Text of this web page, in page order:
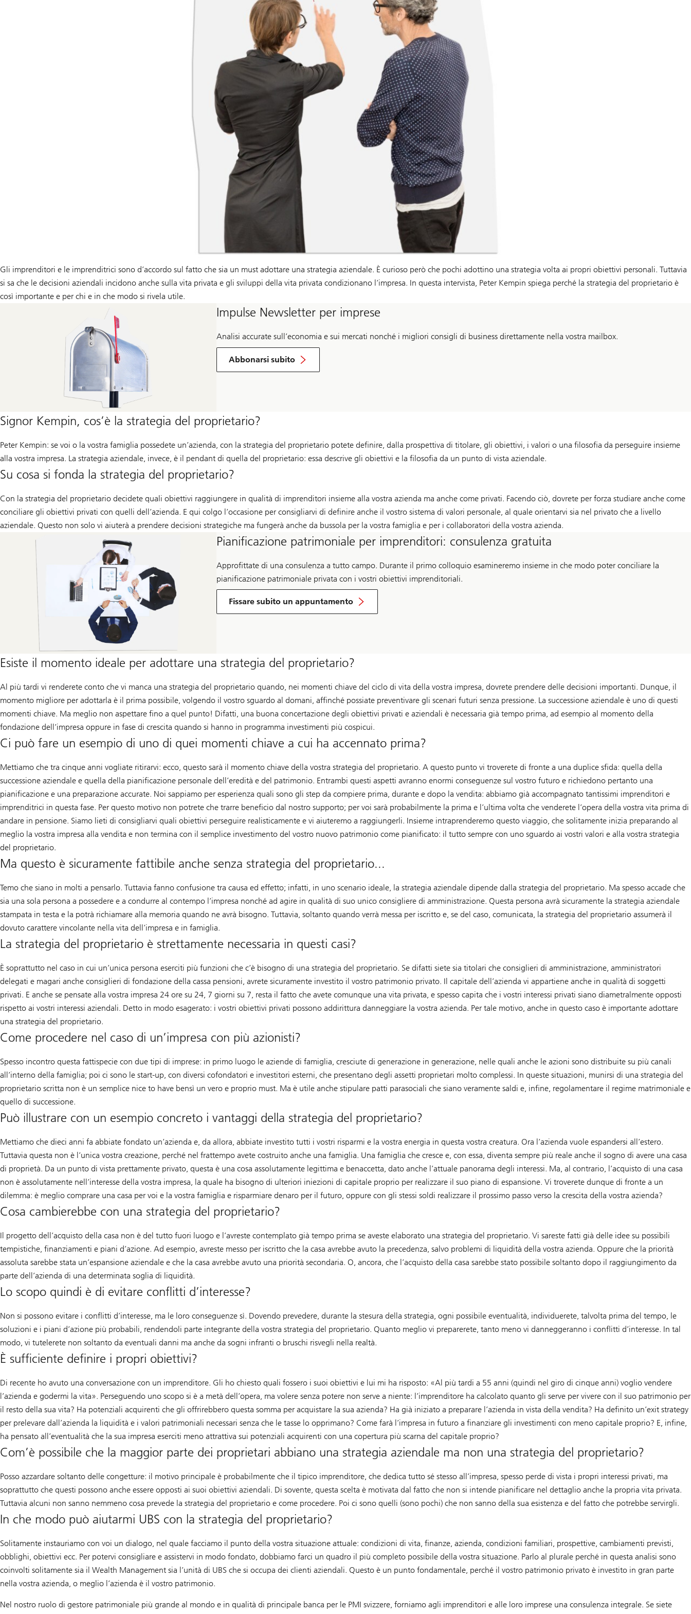
Gli imprenditori e le imprenditrici sono d’accordo sul fatto che sia un must adottare una strategia aziendale. È curioso però che pochi adottino una strategia volta ai propri obiettivi personali. Tuttavia
si sa che le decisioni aziendali incidono anche sulla vita privata e gli sviluppi della vita privata condizionano l’impresa. In questa intervista, Peter Kempin spiega perché la strategia del proprietario è
così importante e per chi e in che modo si rivela utile.
Impulse Newsletter per imprese
Analisi accurate sull’economia e sui mercati nonché i migliori consigli di business direttamente nella vostra mailbox.
Abbonarsi subito
per
la
Signor Kempin, cos’è la strategia del proprietario?
Peter Kempin: se voi o la vostra famiglia possedete un’azienda, con la strategia del proprietario potete definire, dalla prospettiva di titolare, gli obiettivi, i valori o una filosofia da perseguire insieme
alla vostra impresa. La strategia aziendale, invece, è il pendant di quella del proprietario: essa descrive gli obiettivi e la filosofia da un punto di vista aziendale.
Su cosa si fonda la strategia del proprietario?
Con la strategia del proprietario decidete quali obiettivi raggiungere in qualità di imprenditori insieme alla vostra azienda ma anche come privati. Facendo ciò, dovrete per forza studiare anche come
conciliare gli obiettivi privati con quelli dell’azienda. E qui colgo l’occasione per consigliarvi di definire anche il vostro sistema di valori personale, al quale orientarvi sia nel privato che a livello
aziendale. Questo non solo vi aiuterà a prendere decisioni strategiche ma fungerà anche da bussola per la vostra famiglia e per i collaboratori della vostra azienda.
Pianificazione patrimoniale per imprenditori: consulenza gratuita
Approfittate di una consulenza a tutto campo. Durante il primo colloquio esamineremo insieme in che modo poter conciliare la
pianificazione patrimoniale privata con i vostri obiettivi imprenditoriali.
Fissare subito un appuntamento
Businessplan-
Vorlage
Esiste il momento ideale per adottare una strategia del proprietario?
Al più tardi vi renderete conto che vi manca una strategia del proprietario quando, nei momenti chiave del ciclo di vita della vostra impresa, dovrete prendere delle decisioni importanti. Dunque, il
momento migliore per adottarla è il prima possibile, volgendo il vostro sguardo al domani, affinché possiate preventivare gli scenari futuri senza pressione. La successione aziendale è uno di questi
momenti chiave. Ma meglio non aspettare fino a quel punto! Difatti, una buona concertazione degli obiettivi privati e aziendali è necessaria già tempo prima, ad esempio al momento della
fondazione dell’impresa oppure in fase di crescita quando si hanno in programma investimenti più cospicui.
Ci può fare un esempio di uno di quei momenti chiave a cui ha accennato prima?
Mettiamo che tra cinque anni vogliate ritirarvi: ecco, questo sarà il momento chiave della vostra strategia del proprietario. A questo punto vi troverete di fronte a una duplice sfida: quella della
successione aziendale e quella della pianificazione personale dell’eredità e del patrimonio. Entrambi questi aspetti avranno enormi conseguenze sul vostro futuro e richiedono pertanto una
pianificazione e una preparazione accurate. Noi sappiamo per esperienza quali sono gli step da compiere prima, durante e dopo la vendita: abbiamo già accompagnato tantissimi imprenditori e
imprenditrici in questa fase. Per questo motivo non potrete che trarre beneficio dal nostro supporto; per voi sarà probabilmente la prima e l’ultima volta che venderete l’opera della vostra vita prima di
andare in pensione. Siamo lieti di consigliarvi quali obiettivi perseguire realisticamente e vi aiuteremo a raggiungerli. Insieme intraprenderemo questo viaggio, che solitamente inizia preparando al
meglio la vostra impresa alla vendita e non termina con il semplice investimento del vostro nuovo patrimonio come pianificato: il tutto sempre con uno sguardo ai vostri valori e alla vostra strategia
del proprietario.
Ma questo è sicuramente fattibile anche senza strategia del proprietario...
Temo che siano in molti a pensarlo. Tuttavia fanno confusione tra causa ed effetto; infatti, in uno scenario ideale, la strategia aziendale dipende dalla strategia del proprietario. Ma spesso accade che
sia una sola persona a possedere e a condurre al contempo l’impresa nonché ad agire in qualità di suo unico consigliere di amministrazione. Questa persona avrà sicuramente la strategia aziendale
stampata in testa e la potrà richiamare alla memoria quando ne avrà bisogno. Tuttavia, soltanto quando verrà messa per iscritto e, se del caso, comunicata, la strategia del proprietario assumerà il
dovuto carattere vincolante nella vita dell’impresa e in famiglia.
La strategia del proprietario è strettamente necessaria in questi casi?
È soprattutto nel caso in cui un’unica persona eserciti più funzioni che c’è bisogno di una strategia del proprietario. Se difatti siete sia titolari che consiglieri di amministrazione, amministratori
delegati e magari anche consiglieri di fondazione della cassa pensioni, avrete sicuramente investito il vostro patrimonio privato. Il capitale dell’azienda vi appartiene anche in qualità di soggetti
privati. E anche se pensate alla vostra impresa 24 ore su 24, 7 giorni su 7, resta il fatto che avete comunque una vita privata, e spesso capita che i vostri interessi privati siano diametralmente opposti
rispetto ai vostri interessi aziendali. Detto in modo esagerato: i vostri obiettivi privati possono addirittura danneggiare la vostra azienda. Per tale motivo, anche in questo caso è importante adottare
una strategia del proprietario.
Come procedere nel caso di un’impresa con più azionisti?
Spesso incontro questa fattispecie con due tipi di imprese: in primo luogo le aziende di famiglia, cresciute di generazione in generazione, nelle quali anche le azioni sono distribuite su più canali
all’interno della famiglia; poi ci sono le start-up, con diversi cofondatori e investitori esterni, che presentano degli assetti proprietari molto complessi. In queste situazioni, munirsi di una strategia del
proprietario scritta non è un semplice nice to have bensì un vero e proprio must. Ma è utile anche stipulare patti parasociali che siano veramente saldi e, infine, regolamentare il regime matrimoniale e
quello di successione.
Può illustrare con un esempio concreto i vantaggi della strategia del proprietario?
Mettiamo che dieci anni fa abbiate fondato un’azienda e, da allora, abbiate investito tutti i vostri risparmi e la vostra energia in questa vostra creatura. Ora l’azienda vuole espandersi all’estero.
Tuttavia questa non è l’unica vostra creazione, perché nel frattempo avete costruito anche una famiglia. Una famiglia che cresce e, con essa, diventa sempre più reale anche il sogno di avere una casa
di proprietà. Da un punto di vista prettamente privato, questa è una cosa assolutamente legittima e benaccetta, dato anche l’attuale panorama degli interessi. Ma, al contrario, l’acquisto di una casa
non è assolutamente nell’interesse della vostra impresa, la quale ha bisogno di ulteriori iniezioni di capitale proprio per realizzare il suo piano di espansione. Vi troverete dunque di fronte a un
dilemma: è meglio comprare una casa per voi e la vostra famiglia e risparmiare denaro per il futuro, oppure con gli stessi soldi realizzare il prossimo passo verso la crescita della vostra azienda?
Cosa cambierebbe con una strategia del proprietario?
Il progetto dell’acquisto della casa non è del tutto fuori luogo e l’avreste contemplato già tempo prima se aveste elaborato una strategia del proprietario. Vi sareste fatti già delle idee su possibili
tempistiche, finanziamenti e piani d’azione. Ad esempio, avreste messo per iscritto che la casa avrebbe avuto la precedenza, salvo problemi di liquidità della vostra azienda. Oppure che la priorità
assoluta sarebbe stata un’espansione aziendale e che la casa avrebbe avuto una priorità secondaria. O, ancora, che l’acquisto della casa sarebbe stato possibile soltanto dopo il raggiungimento da
parte dell’azienda di una determinata soglia di liquidità.
Lo scopo quindi è di evitare conflitti d’interesse?
Non si possono evitare i conflitti d’interesse, ma le loro conseguenze sì. Dovendo prevedere, durante la stesura della strategia, ogni possibile eventualità, individuerete, talvolta prima del tempo, le
soluzioni e i piani d’azione più probabili, rendendoli parte integrante della vostra strategia del proprietario. Quanto meglio vi preparerete, tanto meno vi danneggeranno i conflitti d’interesse. In tal
modo, vi tutelerete non soltanto da eventuali danni ma anche da sogni infranti o bruschi risvegli nella realtà.
È sufficiente definire i propri obiettivi?
Di recente ho avuto una conversazione con un imprenditore. Gli ho chiesto quali fossero i suoi obiettivi e lui mi ha risposto: «Al più tardi a 55 anni (quindi nel giro di cinque anni) voglio vendere
l’azienda e godermi la vita». Perseguendo uno scopo si è a metà dell’opera, ma volere senza potere non serve a niente: l’imprenditore ha calcolato quanto gli serve per vivere con il suo patrimonio per
il resto della sua vita? Ha potenziali acquirenti che gli offrirebbero questa somma per acquistare la sua azienda? Ha già iniziato a preparare l’azienda in vista della vendita? Ha definito un’exit strategy
per prelevare dall’azienda la liquidità e i valori patrimoniali necessari senza che le tasse lo opprimano? Come farà l’impresa in futuro a finanziare gli investimenti con meno capitale proprio? E, infine,
ha pensato all’eventualità che la sua impresa eserciti meno attrattiva sui potenziali acquirenti con una copertura più scarna del capitale proprio?
Com’è possibile che la maggior parte dei proprietari abbiano una strategia aziendale ma non una strategia del proprietario?
Posso azzardare soltanto delle congetture: il motivo principale è probabilmente che il tipico imprenditore, che dedica tutto sé stesso all’impresa, spesso perde di vista i propri interessi privati, ma
soprattutto che questi possono anche essere opposti ai suoi obiettivi aziendali. Di sovente, questa scelta è motivata dal fatto che non si intende pianificare nel dettaglio anche la propria vita privata.
Tuttavia alcuni non sanno nemmeno cosa prevede la strategia del proprietario e come procedere. Poi ci sono quelli (sono pochi) che non sanno della sua esistenza e del fatto che potrebbe servirgli.
In che modo può aiutarmi UBS con la strategia del proprietario?
Solitamente instauriamo con voi un dialogo, nel quale facciamo il punto della vostra situazione attuale: condizioni di vita, finanze, azienda, condizioni familiari, prospettive, cambiamenti previsti,
obblighi, obiettivi ecc. Per potervi consigliare e assistervi in modo fondato, dobbiamo farci un quadro il più completo possibile della vostra situazione. Parlo al plurale perché in questa analisi sono
coinvolti solitamente sia il Wealth Management sia l’unità di UBS che si occupa dei clienti aziendali. Questo è un punto fondamentale, perché il vostro patrimonio privato è investito in gran parte
nella vostra azienda, o meglio l’azienda è il vostro patrimonio.
Nel nostro ruolo di gestore patrimoniale più grande al mondo e in qualità di principale banca per le PMI svizzere, forniamo agli imprenditori e alle loro imprese una consulenza integrale. Se siete